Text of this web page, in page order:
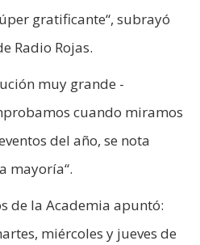
gratificante“, subrayó
Radio Rojas.
muy grande -
cuando miramos
del año, se nota
mayoría“.
de la Academia apuntó:
miércoles y jueves de